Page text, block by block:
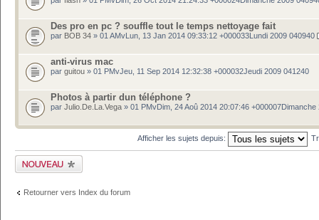
Des pro en pc ? souffle tout le temps nettoyage fait
par BOB 34 » 01 AMvLun, 13 Jan 2014 09:33:12 +000033Lundi 2009 040940
anti-virus mac
par guitou » 01 PMvJeu, 11 Sep 2014 12:32:38 +000032Jeudi 2009 041240
Photos à partir dun téléphone ?
par Julio.De.La.Vega » 01 PMvDim, 24 Aoû 2014 20:07:46 +000007Dimanche
Afficher les sujets depuis:
Publier un nouveau
sujet
Retourner vers Index du forum